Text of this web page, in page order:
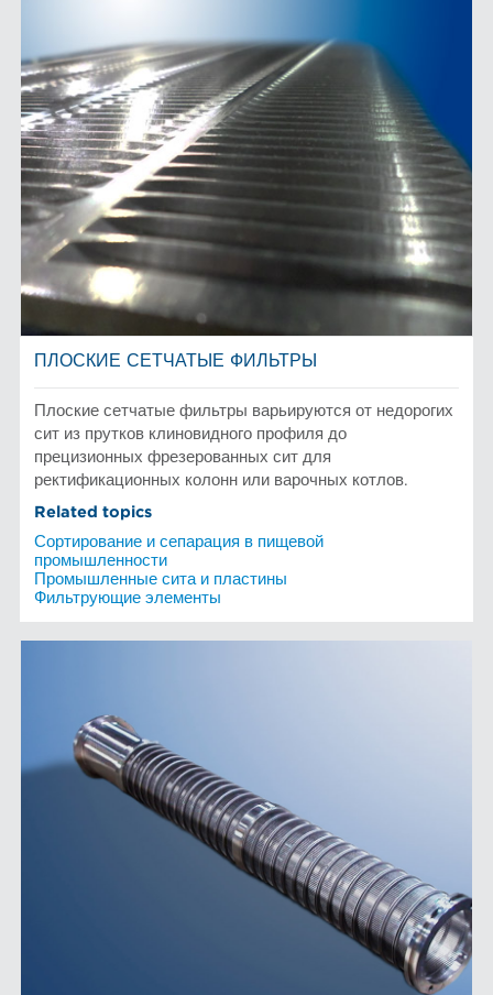
ПЛОСКИЕ СЕТЧАТЫЕ ФИЛЬТРЫ
Плоские сетчатые фильтры варьируются от недорогих
сит из прутков клиновидного профиля до
прецизионных фрезерованных сит для
ректификационных колонн или варочных котлов.
Related topics
Сортирование и сепарация в пищевой
промышленности
Промышленные сита и пластины
Фильтрующие элементы